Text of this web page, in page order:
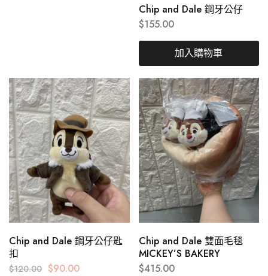
Chip and Dale 鋼牙公仔
$155.00
加入購物車
Chip and Dale 鋼牙公仔匙
扣
$120.00 $90.00
Chip and Dale 雙面毛毯
MICKEY’S BAKERY
$415.00